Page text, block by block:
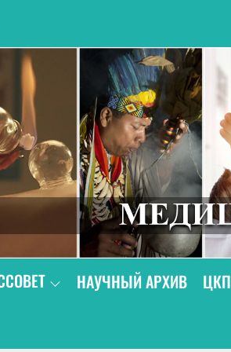
НАУЧНЫЙ АРХИВ ЦКП